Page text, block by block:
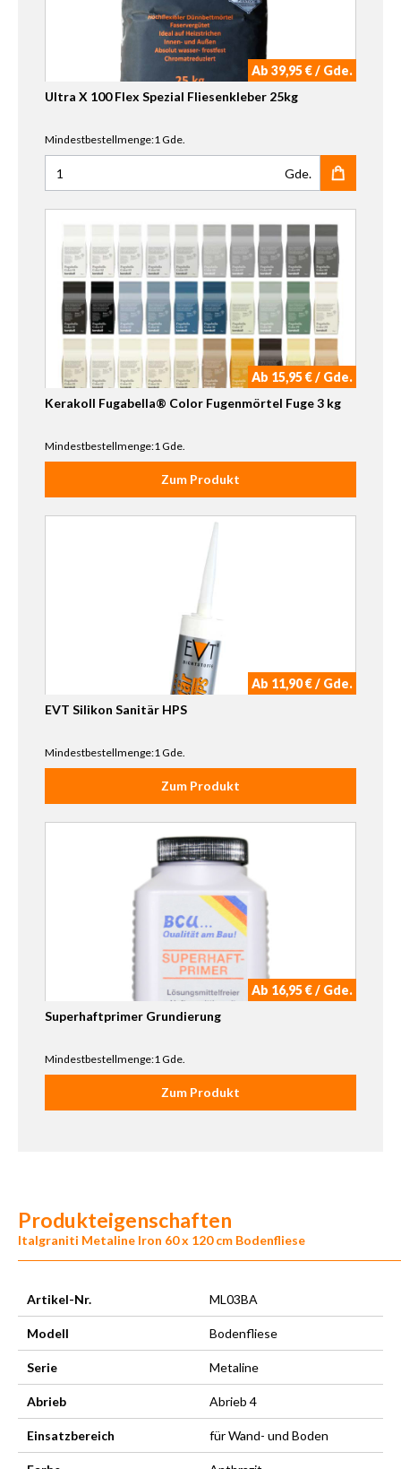
Ab 39,95 € / Gde.
Ultra X 100 Flex Spezial Fliesenkleber 25kg
Mindestbestellmenge:1 Gde.
Anzahl für Ultra X 100 Flex Spezial Fliesenkleber 25kg
Gde.
Ab 15,95 € / Gde.
Kerakoll Fugabella® Color Fugenmörtel Fuge 3 kg
Mindestbestellmenge:1 Gde.
Zum Produkt
Ab 11,90 € / Gde.
EVT Silikon Sanitär HPS
Mindestbestellmenge:1 Gde.
Zum Produkt
Ab 16,95 € / Gde.
Superhaftprimer Grundierung
Mindestbestellmenge:1 Gde.
Zum Produkt
Produkteigenschaften
Italgraniti Metaline Iron 60 x 120 cm Bodenfliese
Artikel-Nr. ML03BA
Modell Bodenfliese
Serie Metaline
Abrieb Abrieb 4
Einsatzbereich für Wand- und Boden